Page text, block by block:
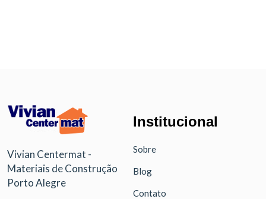
Vivian Centermat -
Materiais de Construção
Porto Alegre
Institucional
Sobre
Blog
Contato